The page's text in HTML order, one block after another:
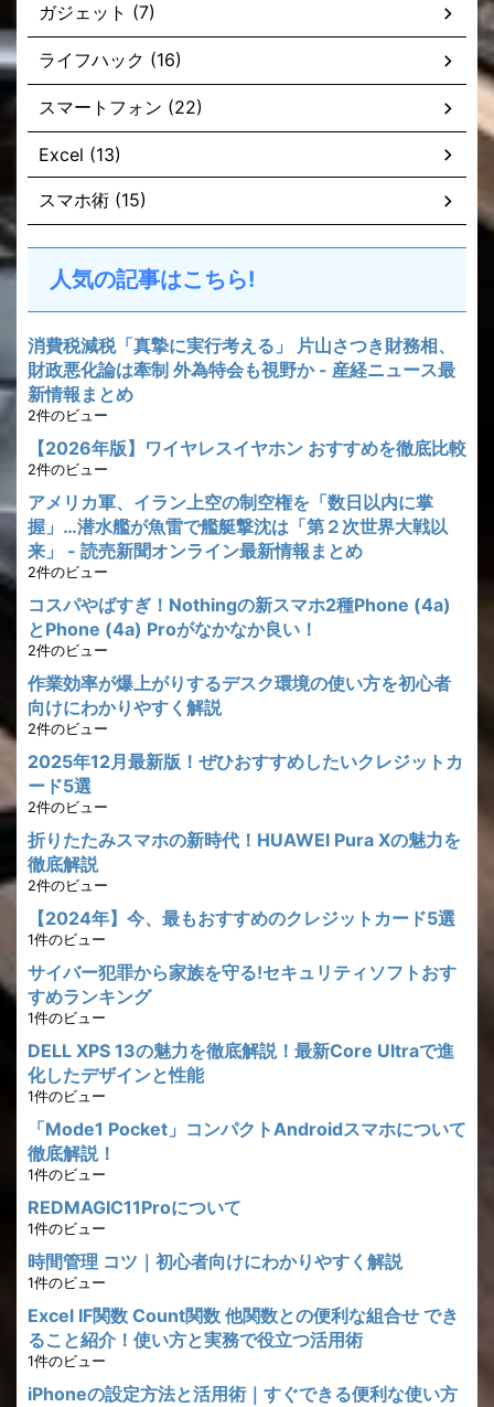
ガジェット (7)
ライフハック (16)
スマートフォン (22)
Excel (13)
スマホ術 (15)
人気の記事はこちら!
消費税減税「真摯に実行考える」 片山さつき財務相、
財政悪化論は牽制 外為特会も視野か - 産経ニュース最
新情報まとめ
2件のビュー
【2026年版】ワイヤレスイヤホン おすすめを徹底比較
2件のビュー
アメリカ軍、イラン上空の制空権を「数日以内に掌
握」…潜水艦が魚雷で艦艇撃沈は「第２次世界大戦以
来」 - 読売新聞オンライン最新情報まとめ
2件のビュー
コスパやばすぎ！Nothingの新スマホ2種Phone (4a)
とPhone (4a) Proがなかなか良い！
2件のビュー
作業効率が爆上がりするデスク環境の使い方を初心者
向けにわかりやすく解説
2件のビュー
2025年12月最新版！ぜひおすすめしたいクレジットカ
ード5選
2件のビュー
折りたたみスマホの新時代！HUAWEI Pura Xの魅力を
徹底解説
2件のビュー
【2024年】今、最もおすすめのクレジットカード5選
1件のビュー
サイバー犯罪から家族を守る!セキュリティソフトおす
すめランキング
1件のビュー
DELL XPS 13の魅力を徹底解説！最新Core Ultraで進
化したデザインと性能
1件のビュー
「Mode1 Pocket」コンパクトAndroidスマホについて
徹底解説！
1件のビュー
REDMAGIC11Proについて
1件のビュー
時間管理 コツ｜初心者向けにわかりやすく解説
1件のビュー
Excel IF関数 Count関数 他関数との便利な組合せ でき
ること紹介！使い方と実務で役立つ活用術
1件のビュー
iPhoneの設定方法と活用術｜すぐできる便利な使い方